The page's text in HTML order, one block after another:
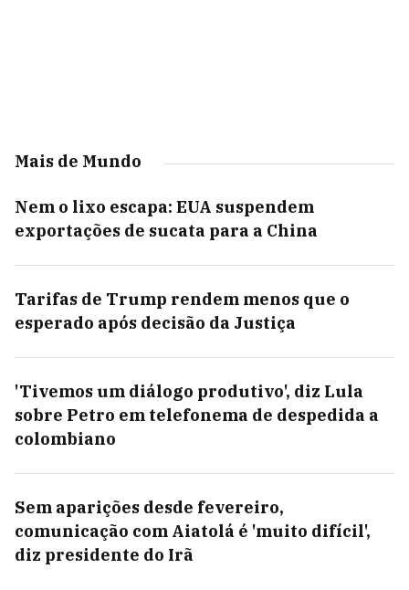
Mais de Mundo
Nem o lixo escapa: EUA suspendem
exportações de sucata para a China
Tarifas de Trump rendem menos que o
esperado após decisão da Justiça
'Tivemos um diálogo produtivo', diz Lula
sobre Petro em telefonema de despedida a
colombiano
Sem aparições desde fevereiro,
comunicação com Aiatolá é 'muito difícil',
diz presidente do Irã